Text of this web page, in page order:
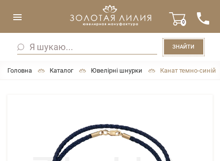
0
ЗНАЙТИ
Головна Каталог Ювелірні шнурки Канат темно-синій